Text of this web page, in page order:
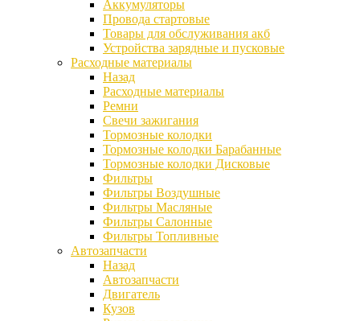
Аккумуляторы
Провода стартовые
Товары для обслуживания акб
Устройства зарядные и пусковые
Расходные материалы
Назад
Расходные материалы
Ремни
Свечи зажигания
Тормозные колодки
Тормозные колодки Барабанные
Тормозные колодки Дисковые
Фильтры
Фильтры Воздушные
Фильтры Масляные
Фильтры Салонные
Фильтры Топливные
Автозапчасти
Назад
Автозапчасти
Двигатель
Кузов